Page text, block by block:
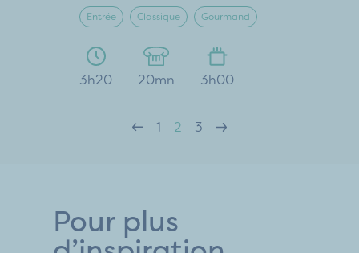
Entrée Classique Gourmand
3h20 20mn 3h00
1 2 3
Pour plus